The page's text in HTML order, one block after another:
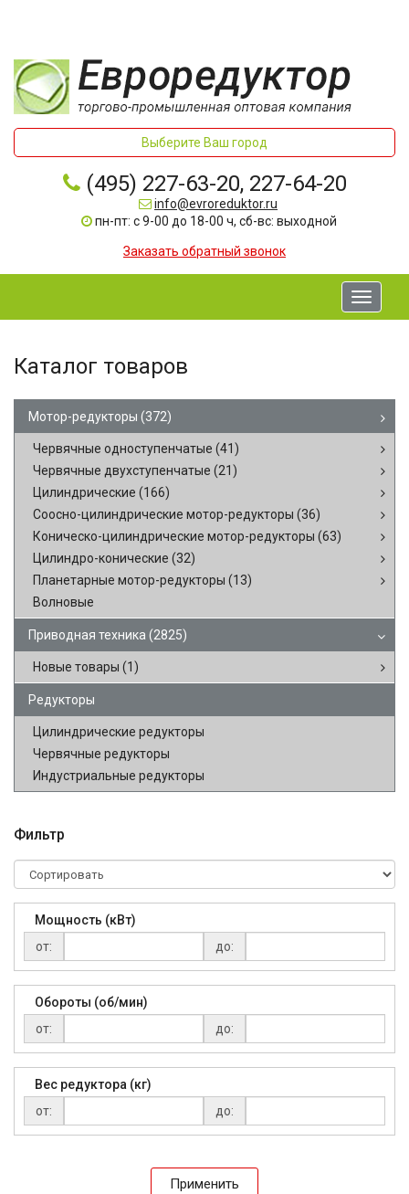
Выберите Ваш город
(495) 227-63-20, 227-64-20
info@evroreduktor.ru
пн-пт: с 9-00 до 18-00 ч, сб-вс: выходной
Заказать обратный звонок
Toggle
Каталог товаров
Мотор-редукторы (372)
Червячные одноступенчатые (41)
Червячные двухступенчатые (21)
Цилиндрические (166)
Соосно-цилиндрические мотор-редукторы (36)
Коническо-цилиндрические мотор-редукторы (63)
Цилиндро-конические (32)
Планетарные мотор-редукторы (13)
Волновые
Приводная техника (2825)
Новые товары (1)
Редукторы
Цилиндрические редукторы
Червячные редукторы
Индустриальные редукторы
Фильтр
Мощность (кВт)
от:
до:
Обороты (об/мин)
от:
до:
Вес редуктора (кг)
от:
до:
Применить